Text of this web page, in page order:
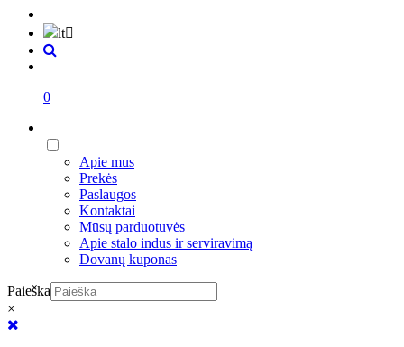
lt
0
Apie mus
Prekės
Paslaugos
Kontaktai
Mūsų parduotuvės
Apie stalo indus ir serviravimą
Dovanų kuponas
Paieška
×